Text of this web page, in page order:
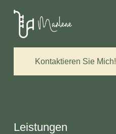
Kontaktieren Sie Mich!
Leistungen